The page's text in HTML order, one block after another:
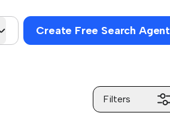
Create Free Search Agent
Filters